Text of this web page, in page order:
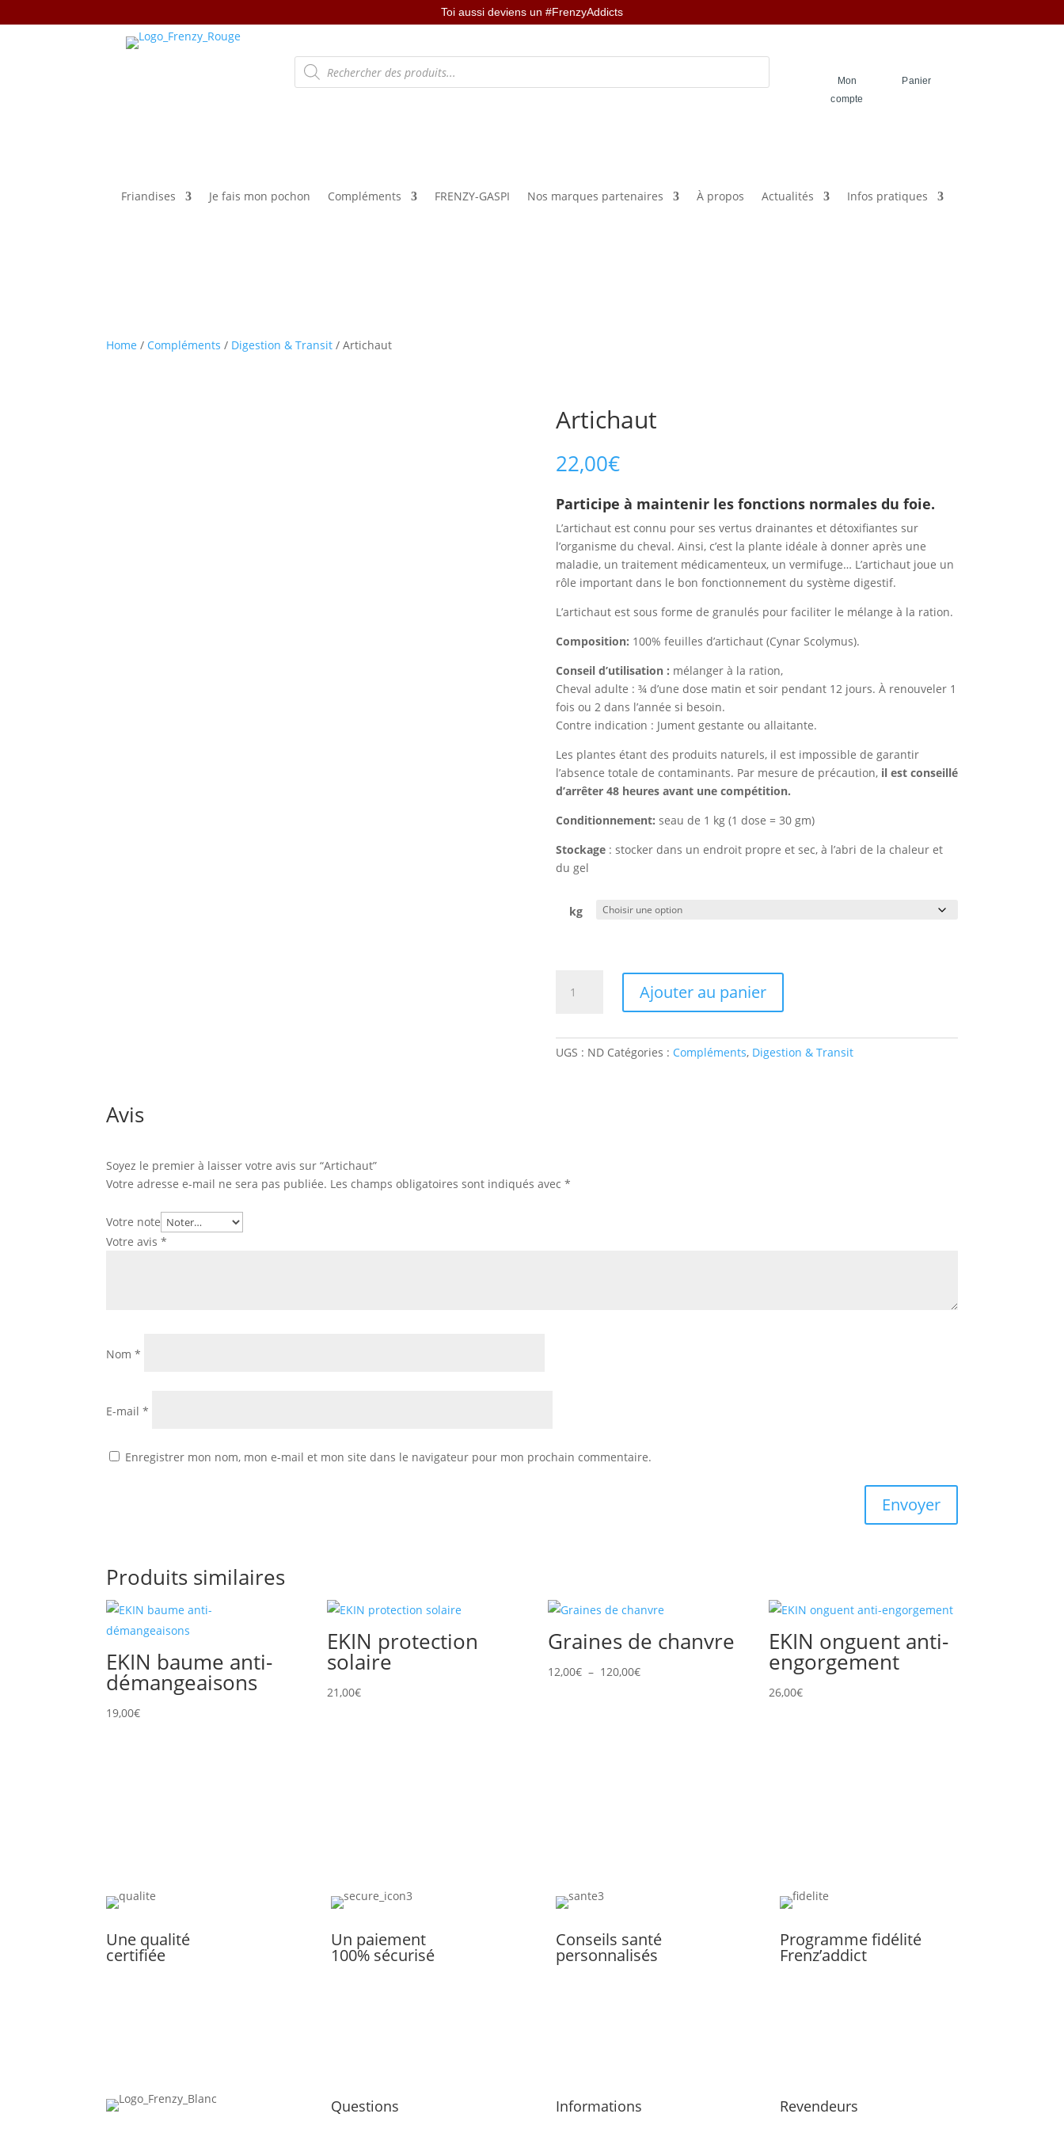
Toi aussi deviens un #FrenzyAddicts
Recherche
de
produits
Mon
compte
Panier
Friandises Je fais mon pochon Compléments FRENZY-GASPI Nos marques partenaires À propos Actualités Infos pratiques
Home / Compléments / Digestion & Transit / Artichaut
Artichaut
22,00€
Participe à maintenir les fonctions normales du foie.
L’artichaut est connu pour ses vertus drainantes et détoxifiantes sur
l’organisme du cheval. Ainsi, c’est la plante idéale à donner après une
maladie, un traitement médicamenteux, un vermifuge… L’artichaut joue un
rôle important dans le bon fonctionnement du système digestif.
L’artichaut est sous forme de granulés pour faciliter le mélange à la ration.
Composition: 100% feuilles d’artichaut (Cynar Scolymus).
Conseil d’utilisation : mélanger à la ration,
Cheval adulte : ¾ d’une dose matin et soir pendant 12 jours. À renouveler 1
fois ou 2 dans l’année si besoin.
Contre indication : Jument gestante ou allaitante.
Les plantes étant des produits naturels, il est impossible de garantir
l’absence totale de contaminants. Par mesure de précaution, il est conseillé
d’arrêter 48 heures avant une compétition.
Conditionnement: seau de 1 kg (1 dose = 30 gm)
Stockage : stocker dans un endroit propre et sec, à l’abri de la chaleur et
du gel
kg
Ajouter au panier
UGS : ND Catégories : Compléments, Digestion & Transit
Avis
Soyez le premier à laisser votre avis sur “Artichaut”
Votre adresse e-mail ne sera pas publiée. Les champs obligatoires sont indiqués avec*
Votre note
Votre avis*
Nom*
E-mail*
Enregistrer mon nom, mon e-mail et mon site dans le navigateur pour mon prochain commentaire.
Envoyer
Produits similaires
EKIN baume anti-
démangeaisons
19,00€
EKIN protection
solaire
21,00€
Graines de chanvre
12,00€ – 120,00€Plage
EKIN onguent anti-
engorgement
26,00€
Une qualité
certifiée
Un paiement
100% sécurisé
Conseils santé
personnalisés
Programme fidélité
Frenz’addict
Questions Informations Revendeurs